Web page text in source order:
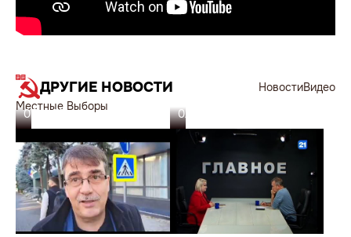
ДРУГИЕ НОВОСТИ НовостиВидео
Местные Выборы
05.11.23 02.11.23